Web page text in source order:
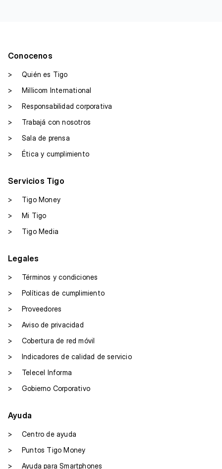
Conocenos
>
Quién es Tigo
>
Millicom International
>
Responsabilidad corporativa
>
Trabajá con nosotros
>
Sala de prensa
>
Ética y cumplimiento
Servicios Tigo
>
Tigo Money
>
Mi Tigo
>
Tigo Media
Legales
>
Términos y condiciones
>
Políticas de cumplimiento
>
Proveedores
>
Aviso de privacidad
>
Cobertura de red móvil
>
Indicadores de calidad de servicio
>
Telecel Informa
>
Gobierno Corporativo
Ayuda
>
Centro de ayuda
>
Puntos Tigo Money
>
Ayuda para Smartphones